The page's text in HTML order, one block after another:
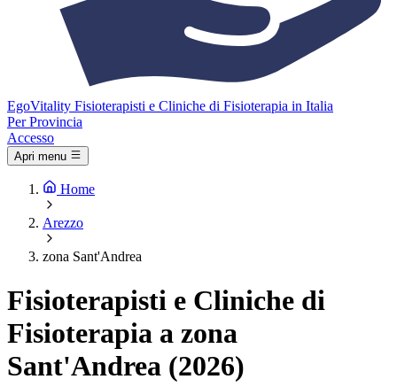
EgoVitality Fisioterapisti e Cliniche di Fisioterapia in Italia
Per Provincia
Accesso
Apri menu
Home
Arezzo
zona Sant'Andrea
Fisioterapisti e Cliniche di
Fisioterapia a zona
Sant'Andrea (2026)